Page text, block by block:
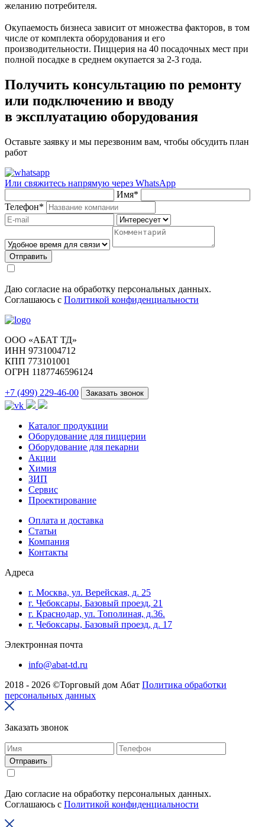
желанию потребителя.
Окупаемость бизнеса зависит от множества факторов, в том
числе от комплекта оборудования и его
производительности. Пиццерия на 40 посадочных мест при
полной посадке в среднем окупается за 2-3 года.
Получить консультацию по ремонту
или подключению и вводу
в эксплуатацию оборудования
Оставьте заявку и мы перезвоним вам, чтобы обсудить план
работ
Или свяжитесь напрямую через WhatsApp
Имя*
Телефон*
Отправить
Даю согласие на обработку персональных данных.
Соглашаюсь с Политикой конфиденциальности
ООО «АБАТ ТД»
ИНН 9731004712
КПП 773101001
ОГРН 1187746596124
+7 (499) 229-46-00 Заказать звонок
Каталог продукции
Оборудование для пиццерии
Оборудование для пекарни
Акции
Химия
ЗИП
Сервис
Проектирование
Оплата и доставка
Cтатьи
Компания
Контакты
Адреса
г. Москва, ул. Верейская, д. 25
г. Чебоксары, Базовый проезд, 21
г. Краснодар, ул. Тополиная, д.36.
г. Чебоксары, Базовый проезд, д. 17
Электронная почта
info@abat-td.ru
2018 - 2026 ©Торговый дом Абат Политика обработки
персональных данных
Заказать звонок
Отправить
Даю согласие на обработку персональных данных.
Соглашаюсь с Политикой конфиденциальности